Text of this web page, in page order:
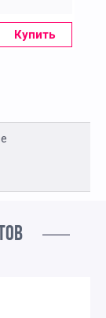
Купить